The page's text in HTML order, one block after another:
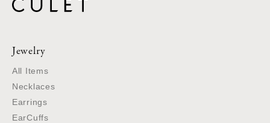
Jewelry
All Items
Necklaces
Earrings
EarCuffs